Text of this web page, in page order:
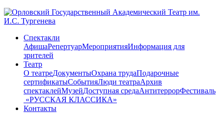
Спектакли
АфишаРепертуарМероприятияИнформация для
зрителей
Театр
О театреДокументыОхрана трудаПодарочные
сертификатыСобытияЛюди театраАрхив
спектаклейМузейДоступная средаАнтитеррорФестиваль
​ «РУССКАЯ КЛАССИКА»
Контакты